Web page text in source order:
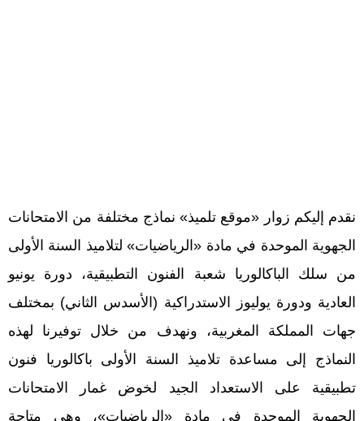
نقدم إليكم زوار «موقع تلميذ» نماذج مختلفة من الامتحانات
الجهوية الموحدة في مادة «الرياضيات» لتلاميذ السنة الأولى
من سلك الباكالوريا شعبة الفنون التطبيقية، دورة يونيو
العادية ودورة يوليوز الاستدراكية (الأسدس الثاني) بمختلف
جهات المملكة المغربية، ونهدف من خلال توفيرنا لهذه
النماذج إلى مساعدة تلاميذ السنة الأولى باكالوريا فنون
تطبيقية على الاستعداد الجيد لخوض غمار الامتحانات
الجهوية الموحدة في مادة «الرياضيات»، وهي متاحة